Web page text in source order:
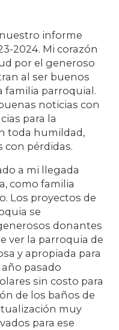
informe
2024. Mi corazón
por el generoso
al ser buenos
familia parroquial.
noticias con
para la
toda humildad,
con pérdidas.
a mi llegada
como familia
Los proyectos de
se
donantes
ver la parroquia de
y apropiada para
pasado
sin costo para
de los baños de
muy
para ese